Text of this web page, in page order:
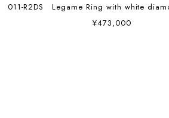
011-R2DS Legame Ring with white
¥473,000